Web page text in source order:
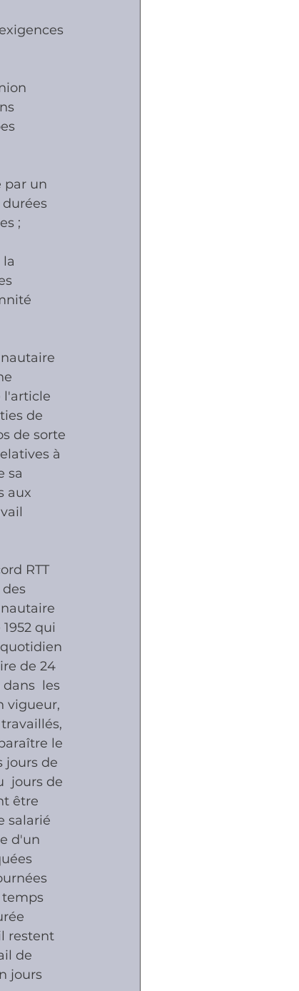
par un
;
l'article
de
de sorte
à
sa
aux
RTT
qui
de 24
les
vigueur,
le
jours de
jours de
être
salarié
d'un
temps
restent
de
jours